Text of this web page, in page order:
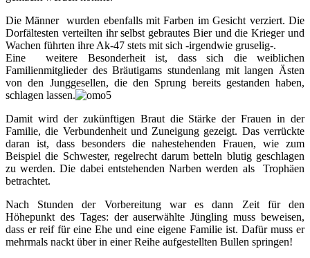
Die Männer wurden ebenfalls mit Farben im Gesicht verziert. Die
Dorfältesten verteilten ihr selbst gebrautes Bier und die Krieger und
Wachen führten ihre Ak-47 stets mit sich -irgendwie gruselig-.
Eine weitere Besonderheit ist, dass sich die weiblichen
Familienmitglieder des Bräutigams stundenlang mit langen Ästen
von den Junggesellen, die den Sprung bereits gestanden haben,
schlagen lassen.
Damit wird der zukünftigen Braut die Stärke der Frauen in der
Familie, die Verbundenheit und Zuneigung gezeigt. Das verrückte
daran ist, dass besonders die nahestehenden Frauen, wie zum
Beispiel die Schwester, regelrecht darum betteln blutig geschlagen
zu werden. Die dabei entstehenden Narben werden als Trophäen
betrachtet.
Nach Stunden der Vorbereitung war es dann Zeit für den
Höhepunkt des Tages: der auserwählte Jüngling muss beweisen,
dass er reif für eine Ehe und eine eigene Familie ist. Dafür muss er
mehrmals nackt über in einer Reihe aufgestellten Bullen springen!